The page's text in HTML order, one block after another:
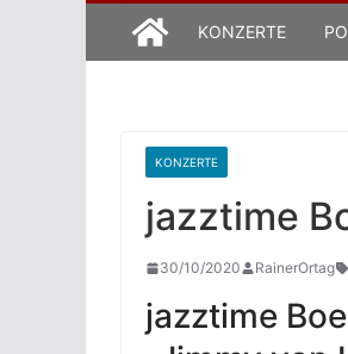
KONZERTE
KONZERTE
jazztime
30/10/2020 RainerOrtag
jazztime